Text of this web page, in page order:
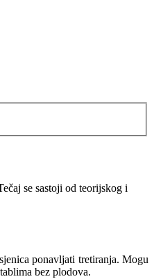
se sastoji od teorijskog i
ponavljati tretiranja. Mogu
bez plodova.